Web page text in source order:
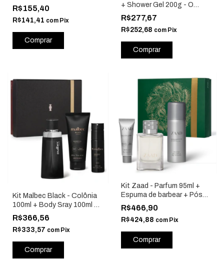
Eudora 84671
R$155,40
R$141,41 com Pix
+ Shower Gel 200g - O
Boticário 85572
R$277,67
R$252,68 com Pix
Kit Malbec Black - Colônia
100ml + Body Sray 100ml +
Shower Gel 200g - O
Boticário 85567
R$366,56
R$333,57 com Pix
Kit Zaad - Parfum 95ml +
Espuma de barbear + Pós
barba - O Boticário 86170
R$466,90
R$424,88 com Pix